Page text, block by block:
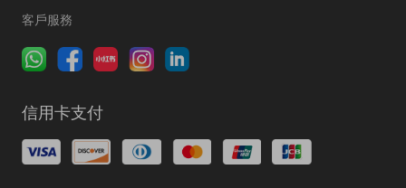
客戶服務
信用卡支付